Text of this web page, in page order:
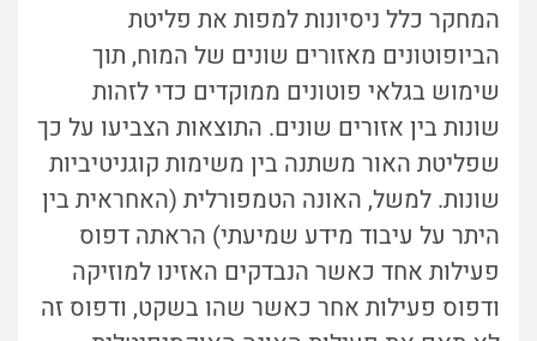
המחקר כלל ניסיונות למפות את פליטת
הביופוטונים מאזורים שונים של המוח, תוך
שימוש בגלאי פוטונים ממוקדים כדי לזהות
שונות בין אזורים שונים. התוצאות הצביעו על כך
שפליטת האור משתנה בין משימות קוגניטיביות
שונות. למשל, האונה הטמפורלית (האחראית בין
היתר על עיבוד מידע שמיעתי) הראתה דפוס
פעילות אחד כאשר הנבדקים האזינו למוזיקה
ודפוס פעילות אחר כאשר שהו בשקט, ודפוס זה